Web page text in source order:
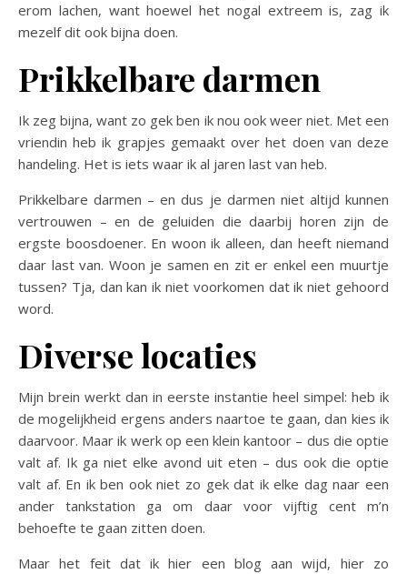
erom lachen, want hoewel het nogal extreem is, zag ik
mezelf dit ook bijna doen.
Prikkelbare darmen
Ik zeg bijna, want zo gek ben ik nou ook weer niet. Met een
vriendin heb ik grapjes gemaakt over het doen van deze
handeling. Het is iets waar ik al jaren last van heb.
Prikkelbare darmen – en dus je darmen niet altijd kunnen
vertrouwen – en de geluiden die daarbij horen zijn de
ergste boosdoener. En woon ik alleen, dan heeft niemand
daar last van. Woon je samen en zit er enkel een muurtje
tussen? Tja, dan kan ik niet voorkomen dat ik niet gehoord
word.
Diverse locaties
Mijn brein werkt dan in eerste instantie heel simpel: heb ik
de mogelijkheid ergens anders naartoe te gaan, dan kies ik
daarvoor. Maar ik werk op een klein kantoor – dus die optie
valt af. Ik ga niet elke avond uit eten – dus ook die optie
valt af. En ik ben ook niet zo gek dat ik elke dag naar een
ander tankstation ga om daar voor vijftig cent m’n
behoefte te gaan zitten doen.
Maar het feit dat ik hier een blog aan wijd, hier zo